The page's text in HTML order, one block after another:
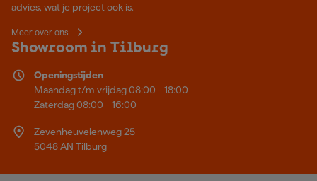
advies, wat je project ook is.
Meer over ons
Showroom in Tilburg
Openingstijden
Maandag t/m vrijdag 08:00 - 18:00
Zaterdag 08:00 - 16:00
Zevenheuvelenweg 25
5048 AN Tilburg